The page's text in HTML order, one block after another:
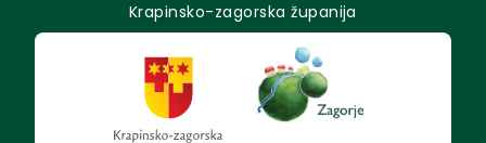
Krapinsko-zagorska županija